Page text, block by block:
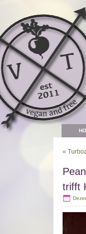
«
trifft